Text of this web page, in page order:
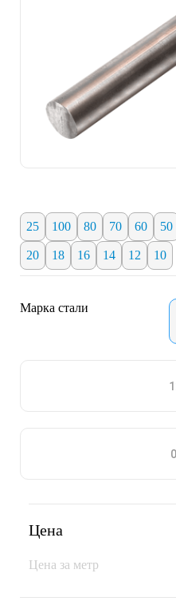
25 100 80 70 60 50
20 18 16 14 12 10
Марка стали
Цена
Цена за метр